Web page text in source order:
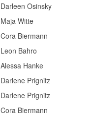
Darleen Osinsky
Maja Witte
Cora Biermann
Leon Bahro
Alessa Hanke
Darlene Prignitz
Darlene Prignitz
Cora Biermann